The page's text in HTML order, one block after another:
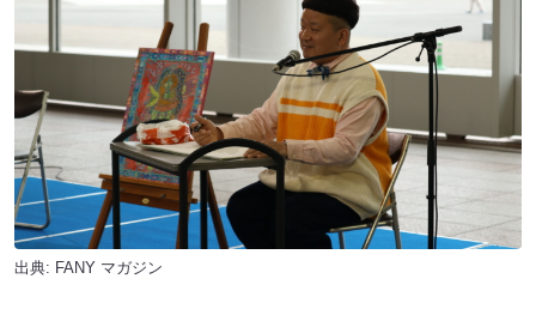
出典: FANY マガジン